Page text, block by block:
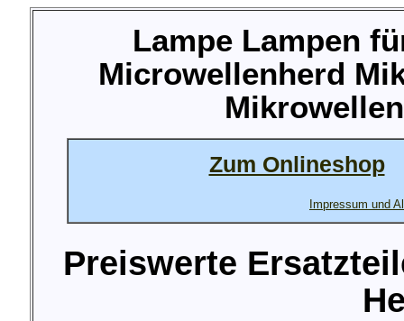
Lampe Lampen
Microwellenherd
Zum Onlineshop
Impressum und
Preiswerte